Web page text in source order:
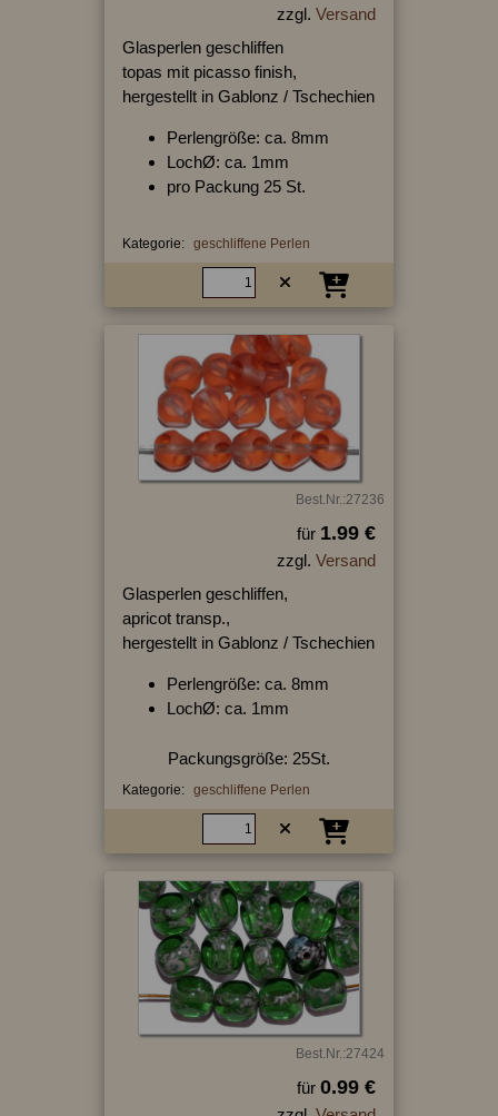
zzgl. Versand
Glasperlen geschliffen
topas mit picasso finish,
hergestellt in Gablonz / Tschechien
Perlengröße: ca. 8mm
LochØ: ca. 1mm
pro Packung 25 St.
Kategorie: geschliffene Perlen
Best.Nr.:27236
für 1.99 €
zzgl. Versand
Glasperlen geschliffen,
apricot transp.,
hergestellt in Gablonz / Tschechien
Perlengröße: ca. 8mm
LochØ: ca. 1mm
Packungsgröße: 25St.
Kategorie: geschliffene Perlen
Best.Nr.:27424
für 0.99 €